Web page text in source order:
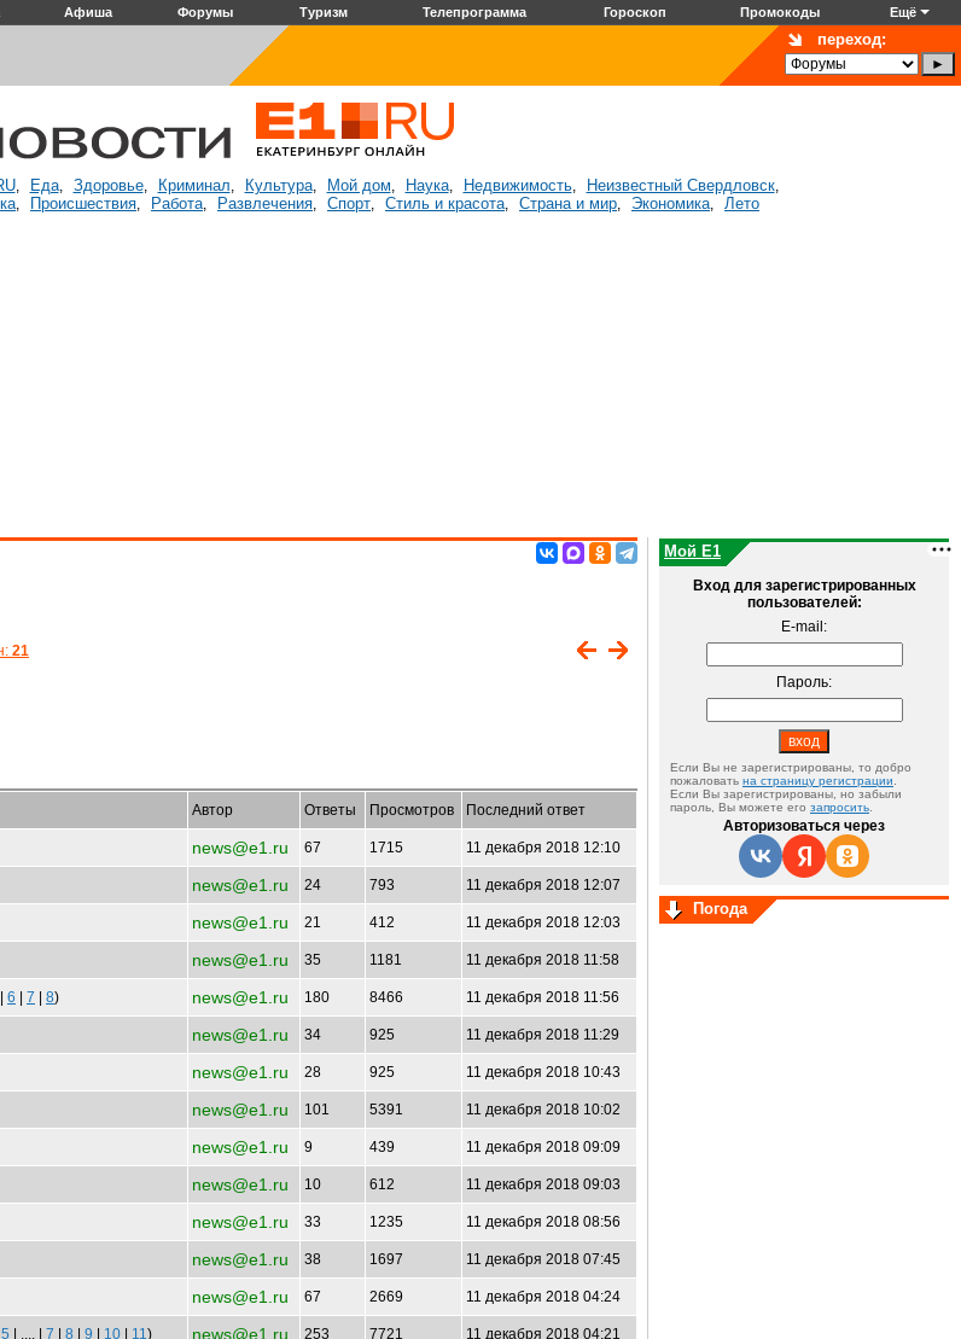
Афиша Форумы Туризм Телепрограмма Гороскоп Промокоды Ещё
переход:
, Еда, Здоровье, Криминал, Культура, Мой дом, Наука, Недвижимость, Неизвестный Свердловск,
, Происшествия, Работа, Развлечения, Спорт, Стиль и красота, Страна и мир, Экономика, Лето
21
Автор Ответы Просмотров Последний ответ
news@e1.ru 67 1715 11 декабря 2018 12:10
news@e1.ru 24 793 11 декабря 2018 12:07
news@e1.ru 21 412 11 декабря 2018 12:03
news@e1.ru 35 1181 11 декабря 2018 11:58
6 7 8) news@e1.ru 180 8466 11 декабря 2018 11:56
news@e1.ru 34 925 11 декабря 2018 11:29
news@e1.ru 28 925 11 декабря 2018 10:43
news@e1.ru 101 5391 11 декабря 2018 10:02
news@e1.ru 9 439 11 декабря 2018 09:09
news@e1.ru 10 612 11 декабря 2018 09:03
news@e1.ru 33 1235 11 декабря 2018 08:56
news@e1.ru 38 1697 11 декабря 2018 07:45
news@e1.ru 67 2669 11 декабря 2018 04:24
5 | .... | 7 8 9 10 11) news@e1.ru 253 7721 11 декабря 2018 04:21
Мой E1
Вход для зарегистрированных
пользователей:
E-mail:
Пароль:
Если Вы не зарегистрированы, то добро
пожаловать на страницу регистрации
Если Вы зарегистрированы, но забыли
пароль, Вы можете его запросить
Авторизоваться через
Погода